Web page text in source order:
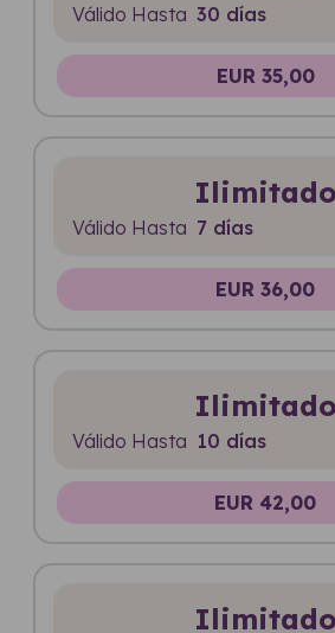
Válido Hasta 30 días
EUR 35,00
Ilimitado
Válido Hasta 7 días
EUR 36,00
Ilimitado
Válido Hasta 10 días
EUR 42,00
Ilimitado